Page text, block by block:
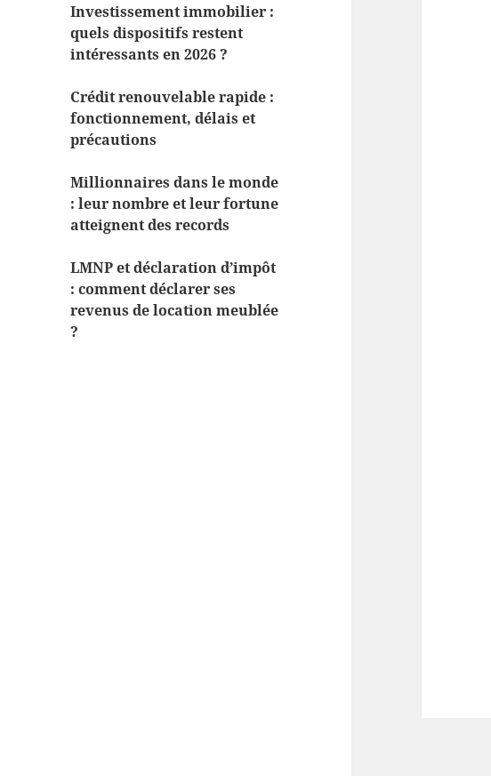
Investissement immobilier :
quels dispositifs restent
intéressants en 2026 ?
Crédit renouvelable rapide :
fonctionnement, délais et
précautions
Millionnaires dans le monde
: leur nombre et leur fortune
atteignent des records
LMNP et déclaration d’impôt
: comment déclarer ses
revenus de location meublée
?